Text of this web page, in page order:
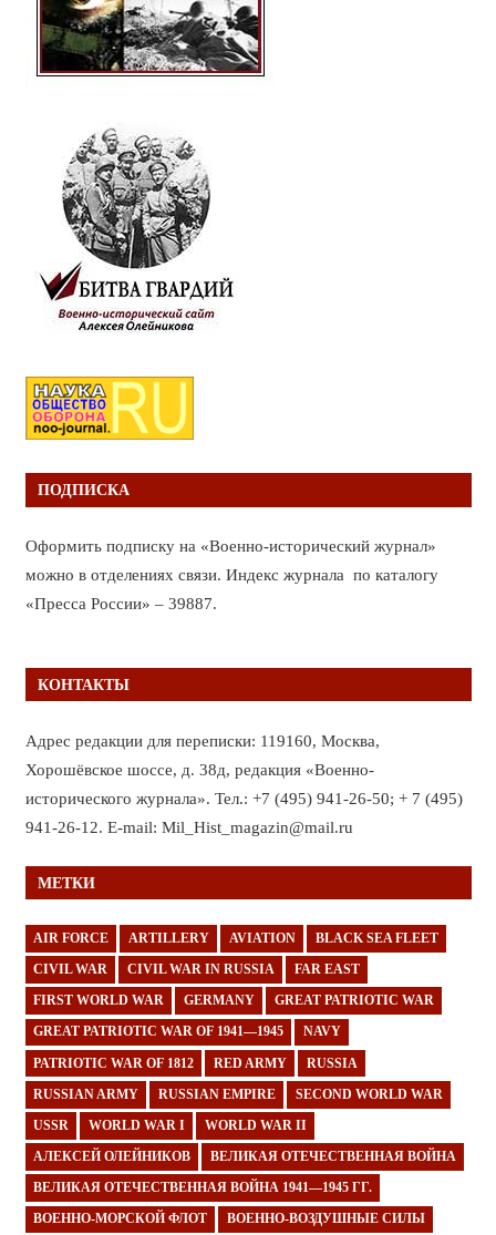
ПОДПИСКА
Оформить подписку на «Военно-исторический журнал»
можно в отделениях связи. Индекс журнала по каталогу
«Пресса России» – 39887.
КОНТАКТЫ
Адрес редакции для переписки: 119160, Москва,
Хорошёвское шоссе, д. 38д, редакция «Военно-
исторического журнала». Тел.: +7 (495) 941-26-50; + 7 (495)
941-26-12. E-mail: Mil_Hist_magazin@mail.ru
МЕТКИ
AIR FORCE ARTILLERY AVIATION BLACK SEA FLEET
CIVIL WAR CIVIL WAR IN RUSSIA FAR EAST
FIRST WORLD WAR GERMANY GREAT PATRIOTIC WAR
GREAT PATRIOTIC WAR OF 1941—1945 NAVY
PATRIOTIC WAR OF 1812 RED ARMY RUSSIA
RUSSIAN ARMY RUSSIAN EMPIRE SECOND WORLD WAR
USSR WORLD WAR I WORLD WAR II
АЛЕКСЕЙ ОЛЕЙНИКОВ ВЕЛИКАЯ ОТЕЧЕСТВЕННАЯ ВОЙНА
ВЕЛИКАЯ ОТЕЧЕСТВЕННАЯ ВОЙНА 1941—1945 ГГ.
ВОЕННО-МОРСКОЙ ФЛОТ ВОЕННО-ВОЗДУШНЫЕ СИЛЫ